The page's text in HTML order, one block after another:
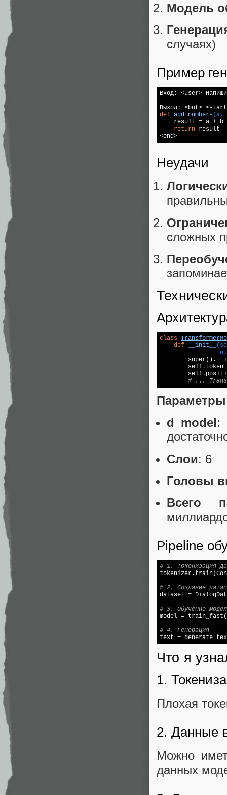
Модель
случаях)
Пример
Вход: <user>
def add_numbers(a,
result = a + b
return result
Неудачи
сложных
class
def
__init__
# ...
d_model:
Слои: 6
Головы
Всего
Pipeline
# 1. Токенизация
# 2. Создание
dataset =
# 3. Обучение
model =
# 4. Генерация
text =
Что я
1.
Плохая
2. Данные
Можно
данных